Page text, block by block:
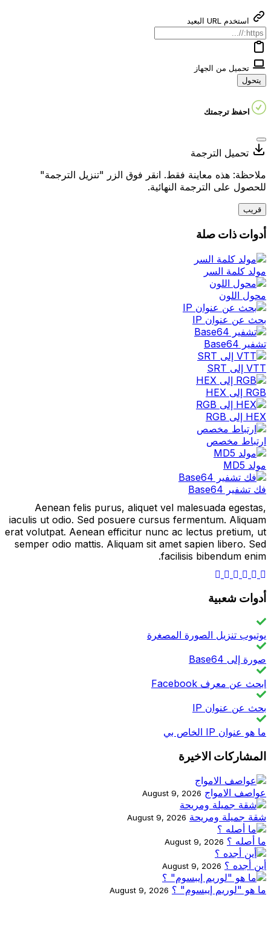
استخدم URL البعيد
تحميل من الجهاز
يتحول
احفظ ترجمتك
تحميل الترجمة
ملاحظة: هذه معاينة فقط. انقر فوق الزر "تنزيل الترجمة"
للحصول على الترجمة النهائية.
قريب
أدوات ذات صلة
مولد كلمة السر
محول اللون
بحث عن عنوان IP
تشفير Base64
VTT إلى SRT
RGB إلى HEX
HEX إلى RGB
ارتباط مخصص
مولد MD5
فك تشفير Base64
Aenean felis purus, aliquet vel malesuada egestas,
iaculis ut odio. Sed posuere cursus fermentum. Aliquam
erat volutpat. Aenean efficitur nunc ac lectus pretium, ut
semper odio mattis. Aliquam sit amet sapien libero. Sed
facilisis bibendum enim.
أدوات شعبية
يوتيوب تنزيل الصورة المصغرة
صورة إلى Base64
ابحث عن معرف Facebook
بحث عن عنوان IP
ما هو عنوان IP الخاص بي
المشاركات الاخيرة
عواصف الامواج August 9, 2026
شقة جميلة ومريحة August 9, 2026
ما أصله ؟ August 9, 2026
أين أجده ؟ August 9, 2026
ما هو "لوريم إيبسوم" ؟ August 9, 2026